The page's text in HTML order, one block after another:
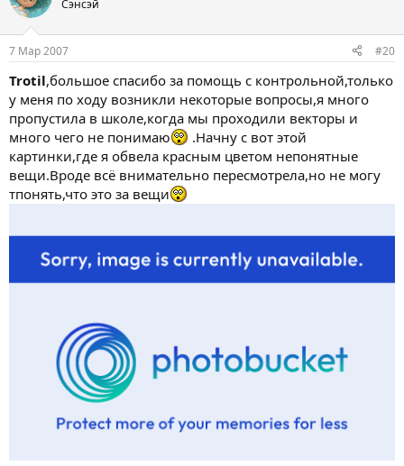
Сэнсэй
7 Мар 2007 #20
Trotil,большое спасибо за помощь с контрольной,только
у меня по ходу возникли некоторые вопросы,я много
пропустила в школе,когда мы проходили векторы и
много чего не понимаю
.Начну с вот этой
картинки,где я обвела красным цветом непонятные
вещи.Вроде всё внимательно пересмотрела,но не могу
тпонять,что это за вещи